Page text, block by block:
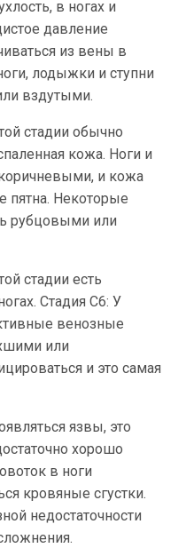
в ногах и
давление
из вены в
лодыжки и ступни
вздутыми.
стадии обычно
кожа. Ноги и
и кожа
пятна. Некоторые
рубцовыми или
стадии есть
Стадия C6: У
венозные
или
и это самая
язвы, это
хорошо
в ноги
кровяные сгустки.
недостаточности